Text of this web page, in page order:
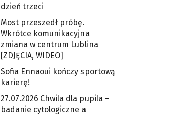
dzień trzeci
Most przeszedł próbę.
Wkrótce komunikacyjna
zmiana w centrum Lublina
[ZDJĘCIA, WIDEO]
Sofia Ennaoui kończy sportową
karierę!
27.07.2026 Chwila dla pupila –
badanie cytologiczne a